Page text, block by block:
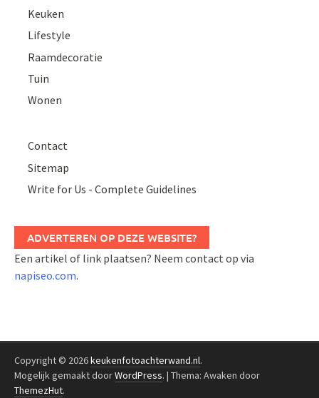
Keuken
Lifestyle
Raamdecoratie
Tuin
Wonen
Contact
Sitemap
Write for Us - Complete Guidelines
ADVERTEREN OP DEZE WEBSITE?
Een artikel of link plaatsen? Neem contact op via
napiseo.com.
Copyright © 2026keukenfotoachterwand.nl.
Mogelijk gemaakt doorWordPress. | Thema: Awaken door
ThemezHut.